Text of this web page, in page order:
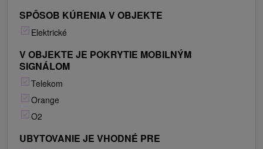
SPÔSOB KÚRENIA V OBJEKTE
Elektrické
V OBJEKTE JE POKRYTIE MOBILNÝM
SIGNÁLOM
Telekom
Orange
O2
UBYTOVANIE JE VHODNÉ PRE